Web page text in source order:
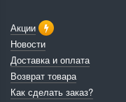
Акции
Новости
Доставка и оплата
Возврат товара
Как сделать заказ?